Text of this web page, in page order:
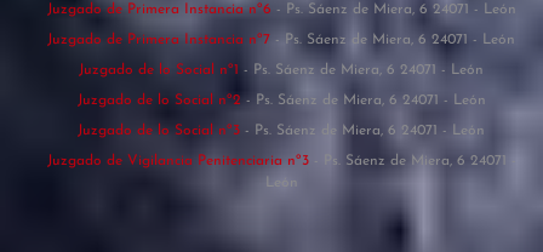
Juzgado de Primera Instancia nº6 - Ps. Sáenz de Miera, 6 24071 - León
Juzgado de Primera Instancia nº7 - Ps. Sáenz de Miera, 6 24071 - León
Juzgado de lo Social nº1 - Ps. Sáenz de Miera, 6 24071 - León
Juzgado de lo Social nº2 - Ps. Sáenz de Miera, 6 24071 - León
Juzgado de lo Social nº3 - Ps. Sáenz de Miera, 6 24071 - León
Juzgado de Vigilancia Penitenciaria nº3
- Ps. Sáenz de Miera, 6 24071 -
León